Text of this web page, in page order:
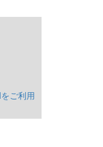
ご利用